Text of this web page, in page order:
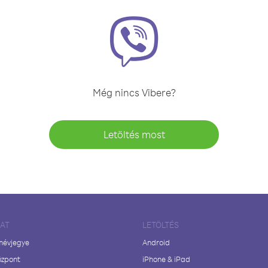
Még nincs Vibere?
Letöltés most
LETÖLTÉS
Android
iPhone & iPad